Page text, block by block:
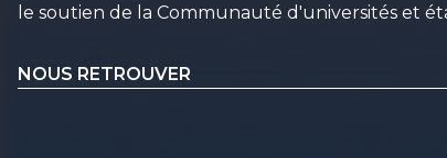
le soutien de la Communauté d'universités et
NOUS RETROUVER